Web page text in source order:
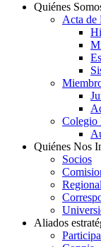
Quiénes
Acta de
Colegio
Quiénes Nos
Socios
Aliados